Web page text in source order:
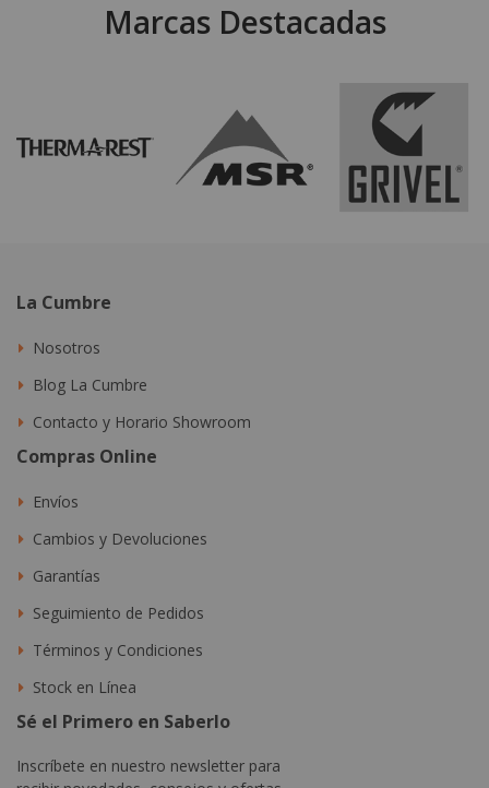
Marcas Destacadas
La Cumbre
Nosotros
Blog La Cumbre
Contacto y Horario Showroom
Compras Online
Envíos
Cambios y Devoluciones
Garantías
Seguimiento de Pedidos
Términos y Condiciones
Stock en Línea
Sé el Primero en Saberlo
Inscríbete en nuestro newsletter para